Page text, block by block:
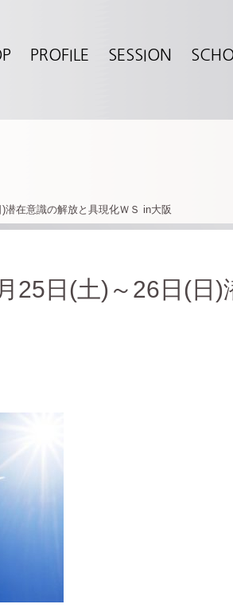
PROFILE SESSION
潜在意識の解放と具現化ＷＳ in大阪
25日(土)～26日(日